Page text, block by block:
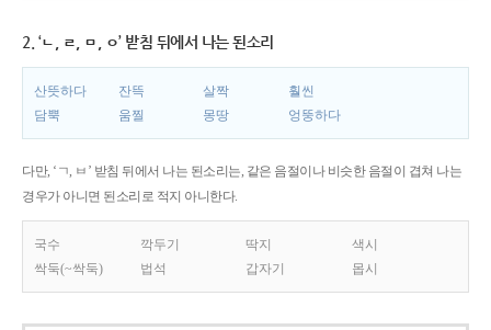
2. ‘ㄴ, ㄹ, ㅁ, ㅇ’ 받침 뒤에서 나는 된소리
산뜻하다 잔뜩 살짝
훨씬
담뿍
움찔 몽땅 엉뚱하다
다만, ‘ㄱ, ㅂ’ 받침 뒤에서 나는 된소리는, 같은 음절이나 비슷한 음절이 겹쳐 나는
경우가 아니면 된소리로 적지 아니한다.
국수 깍두기 딱지
색시
싹둑(~싹둑)
법석 갑자기 몹시